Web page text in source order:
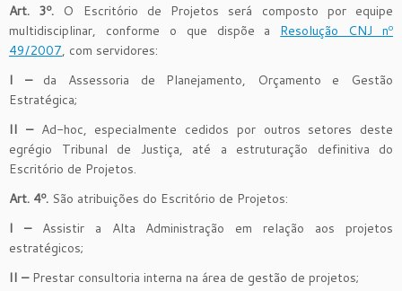
Art. 3º. O Escritório de Projetos será composto por equipe
multidisciplinar, conforme o que dispõe a Resolução CNJ nº
49/2007, com servidores:
I –da Assessoria de Planejamento, Orçamento e Gestão
Estratégica;
II –Ad-hoc, especialmente cedidos por outros setores deste
egrégio Tribunal de Justiça, até a estruturação definitiva do
Escritório de Projetos.
Art. 4º. São atribuições do Escritório de Projetos:
I –Assistir a Alta Administração em relação aos projetos
estratégicos;
II –Prestar consultoria interna na área de gestão de projetos;